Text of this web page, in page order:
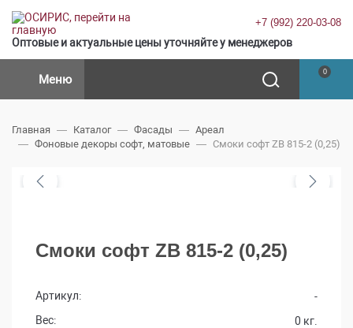
Оптовые и актуальные цены уточняйте у менеджеров
+7 (992) 220-03-08
Меню
0
Главная Каталог Фасады
Ареал
Фоновые декоры софт, матовые
Смоки софт ZB 815-2 (0,25)
Смоки софт ZB 815-2 (0,25)
Артикул:
-
Вес:
0 кг.